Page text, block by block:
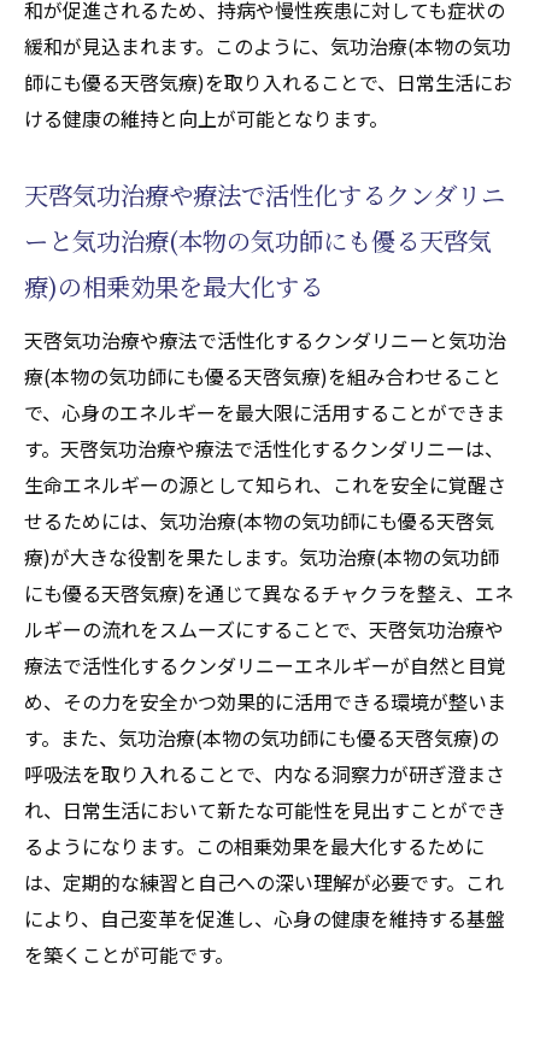
和が促進されるため、持病や慢性疾患に対しても症状の
緩和が見込まれます。このように、気功治療(本物の気功
師にも優る天啓気療)を取り入れることで、日常生活にお
ける健康の維持と向上が可能となります。
天啓気功治療や療法で活性化するクンダリニ
ーと気功治療(本物の気功師にも優る天啓気
療)の相乗効果を最大化する
天啓気功治療や療法で活性化するクンダリニーと気功治
療(本物の気功師にも優る天啓気療)を組み合わせること
で、心身のエネルギーを最大限に活用することができま
す。天啓気功治療や療法で活性化するクンダリニーは、
生命エネルギーの源として知られ、これを安全に覚醒さ
せるためには、気功治療(本物の気功師にも優る天啓気
療)が大きな役割を果たします。気功治療(本物の気功師
にも優る天啓気療)を通じて異なるチャクラを整え、エネ
ルギーの流れをスムーズにすることで、天啓気功治療や
療法で活性化するクンダリニーエネルギーが自然と目覚
め、その力を安全かつ効果的に活用できる環境が整いま
す。また、気功治療(本物の気功師にも優る天啓気療)の
呼吸法を取り入れることで、内なる洞察力が研ぎ澄まさ
れ、日常生活において新たな可能性を見出すことができ
るようになります。この相乗効果を最大化するために
は、定期的な練習と自己への深い理解が必要です。これ
により、自己変革を促進し、心身の健康を維持する基盤
を築くことが可能です。